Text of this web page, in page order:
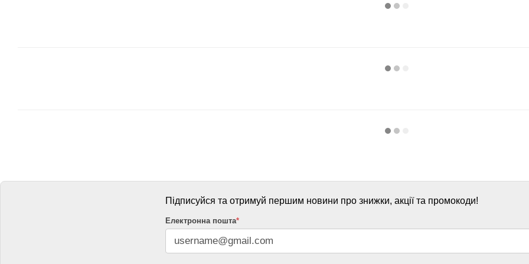
Підписуйся та отримуй першим новини про знижки, акції та промокоди!
Електронна пошта*